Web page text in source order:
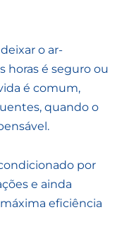
o ar-
horas é seguro ou
é comum,
quando o
por
e ainda
eficiência